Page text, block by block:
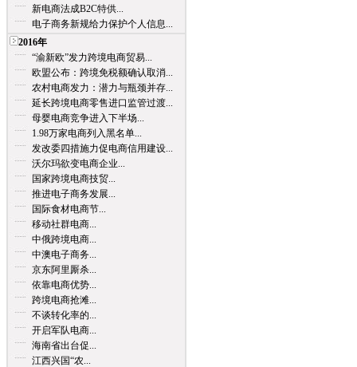
新电商法成B2C特供...
电子商务新规给力保护个人信息...
2016年
“渝新欧”发力跨境电商贸易...
欧盟公布：跨境免税额确认取消...
农村电商发力：潜力与瓶颈并存...
延长跨境电商零售进口监管过渡...
母婴电商竞争进入下半场...
1.98万家电商列入黑名单...
发改委四措施力促电商信用建设...
沃尔玛欲变电商企业...
国家跨境电商技贸...
推进电子商务发展...
国际食材电商节...
移动社群电商...
中俄跨境电商...
中澳电子商务...
京东阿里厮杀...
依靠电商优势...
跨境电商抢滩...
不谈转化率的...
开启军队电商...
海南省出台促...
江西兴国“农...